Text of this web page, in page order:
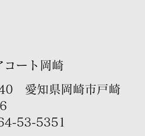
愛知県岡崎市戸崎
53-5351
コート岡崎